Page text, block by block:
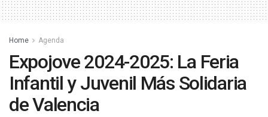
Home Agenda
Expojove 2024-2025: La Feria
Infantil y Juvenil Más Solidaria
de Valencia